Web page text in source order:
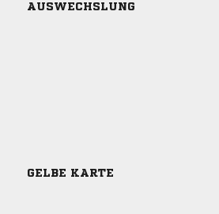
AUSWECHSLUNG
GELBE KARTE